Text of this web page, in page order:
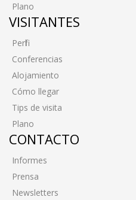
Plano
VISITANTES
Perfil
Conferencias
Alojamiento
Cómo llegar
Tips de visita
Plano
CONTACTO
Informes
Prensa
Newsletters